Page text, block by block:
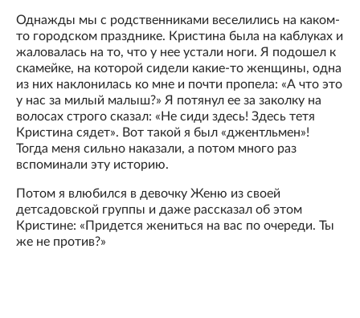
Однажды мы с родственниками веселились на каком-
то городском празднике. Кристина была на каблуках и
жаловалась на то, что у нее устали ноги. Я подошел к
скамейке, на которой сидели какие-то женщины, одна
из них наклонилась ко мне и почти пропела: «А что это
у нас за милый малыш?» Я потянул ее за заколку на
волосах строго сказал: «Не сиди здесь! Здесь тетя
Кристина сядет». Вот такой я был «джентльмен»!
Тогда меня сильно наказали, а потом много раз
вспоминали эту историю.
Потом я влюбился в девочку Женю из своей
детсадовской группы и даже рассказал об этом
Кристине: «Придется жениться на вас по очереди. Ты
же не против?»